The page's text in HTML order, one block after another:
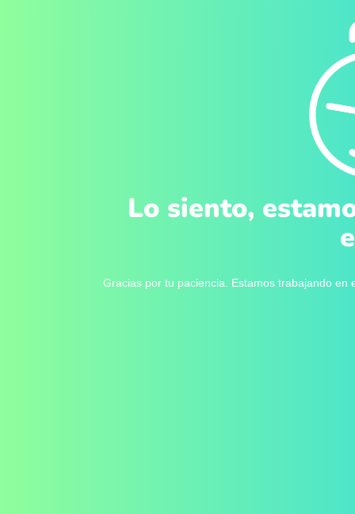
Lo siento,
Gracias por tu paciencia. Estamos trabajando en